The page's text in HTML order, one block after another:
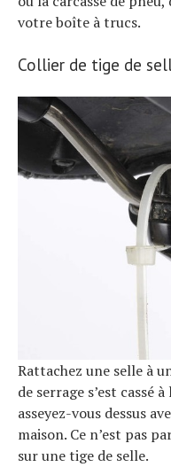
votre boîte à trucs.
Collier de tige de
Rattachez une selle à
de serrage s’est cassé
asseyez-vous dessus
maison. Ce n’est pas
sur une tige de selle.